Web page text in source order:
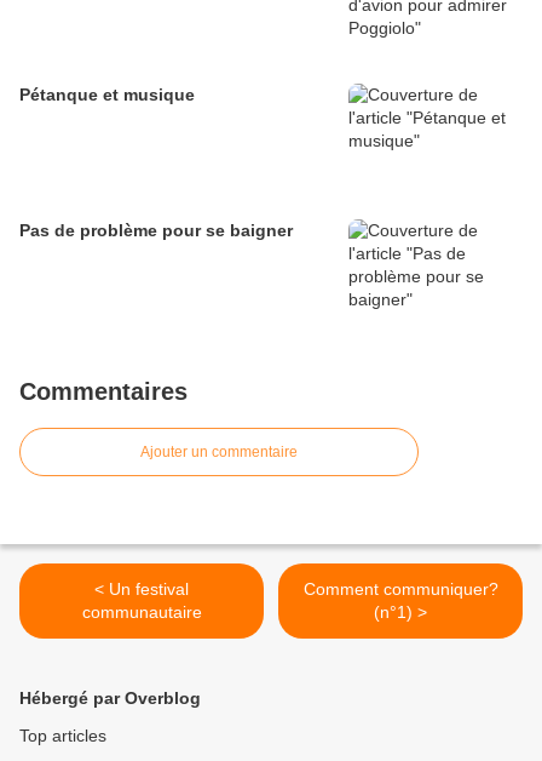
Pétanque et musique
Pas de problème pour se baigner
Commentaires
Ajouter un commentaire
< Un festival
communautaire
Comment communiquer?
(n°1) >
Hébergé par Overblog
Top articles